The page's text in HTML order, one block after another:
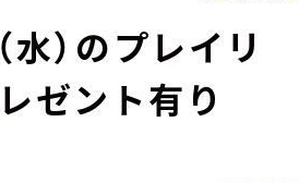
）のプレイリ
ゼント有り